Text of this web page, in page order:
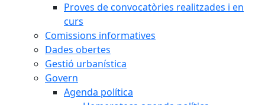
Proves de convocatòries realitzades i en
curs
Comissions informatives
Dades obertes
Gestió urbanística
Govern
Agenda política